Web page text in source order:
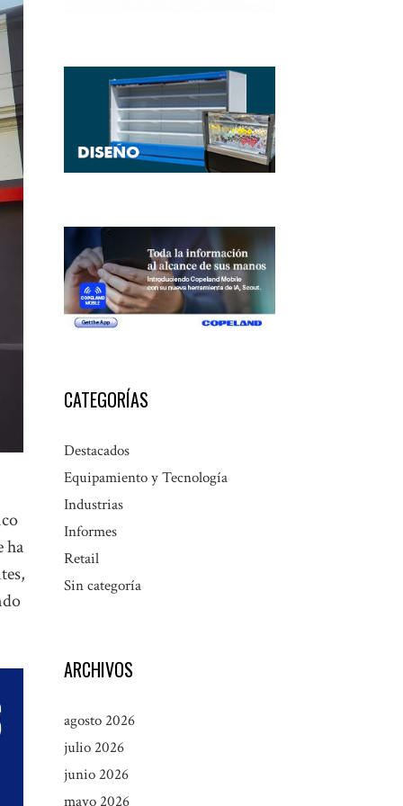
ha
CATEGORÍAS
Destacados
Equipamiento y Tecnología
Industrias
Informes
Retail
Sin categoría
ARCHIVOS
agosto 2026
julio 2026
junio 2026
mayo 2026